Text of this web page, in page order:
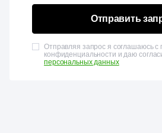
Отправить
Отправляя запрос я соглашаюсь с
конфиденциальности и даю
персональных данных